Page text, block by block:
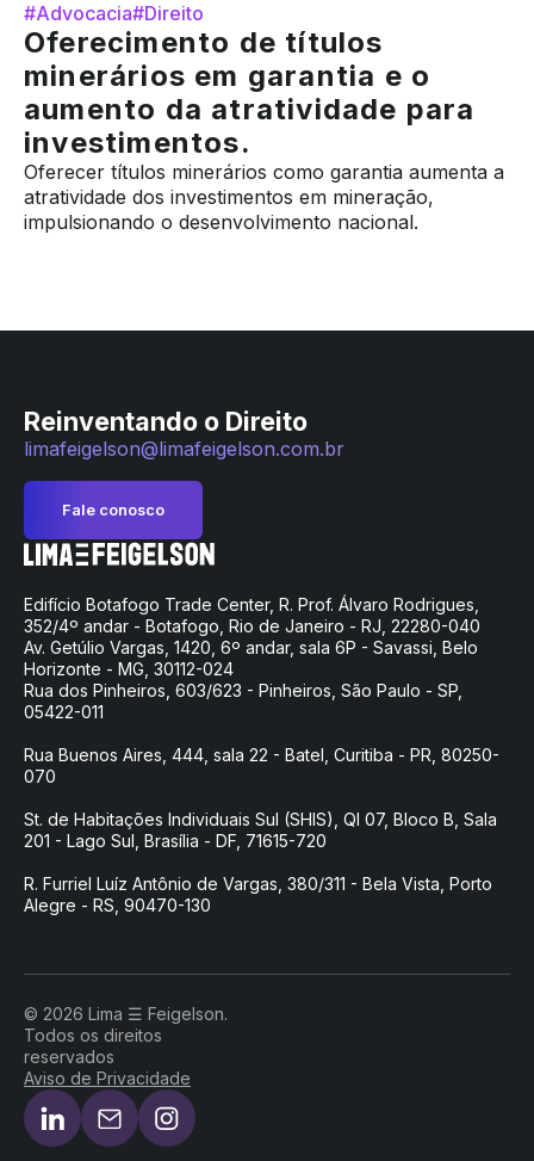
#Advocacia#Direito
Oferecimento de títulos
minerários em garantia e o
aumento da atratividade para
investimentos.
Oferecer títulos minerários como garantia aumenta a
atratividade dos investimentos em mineração,
impulsionando o desenvolvimento nacional.
Reinventando o Direito
limafeigelson@limafeigelson.com.br
Fale conosco
Edifício Botafogo Trade Center, R. Prof. Álvaro Rodrigues,
352/4º andar - Botafogo, Rio de Janeiro - RJ, 22280-040
Av. Getúlio Vargas, 1420, 6º andar, sala 6P - Savassi, Belo
Horizonte - MG, 30112-024
Rua dos Pinheiros, 603/623 - Pinheiros, São Paulo - SP,
05422-011
Rua Buenos Aires, 444, sala 22 - Batel, Curitiba - PR, 80250-
070
St. de Habitações Individuais Sul (SHIS), QI 07, Bloco B, Sala
201 - Lago Sul, Brasília - DF, 71615-720
R. Furriel Luíz Antônio de Vargas, 380/311 - Bela Vista, Porto
Alegre - RS, 90470-130
© 2026 Lima ☰ Feigelson.
Todos os direitos
reservados
Aviso de Privacidade